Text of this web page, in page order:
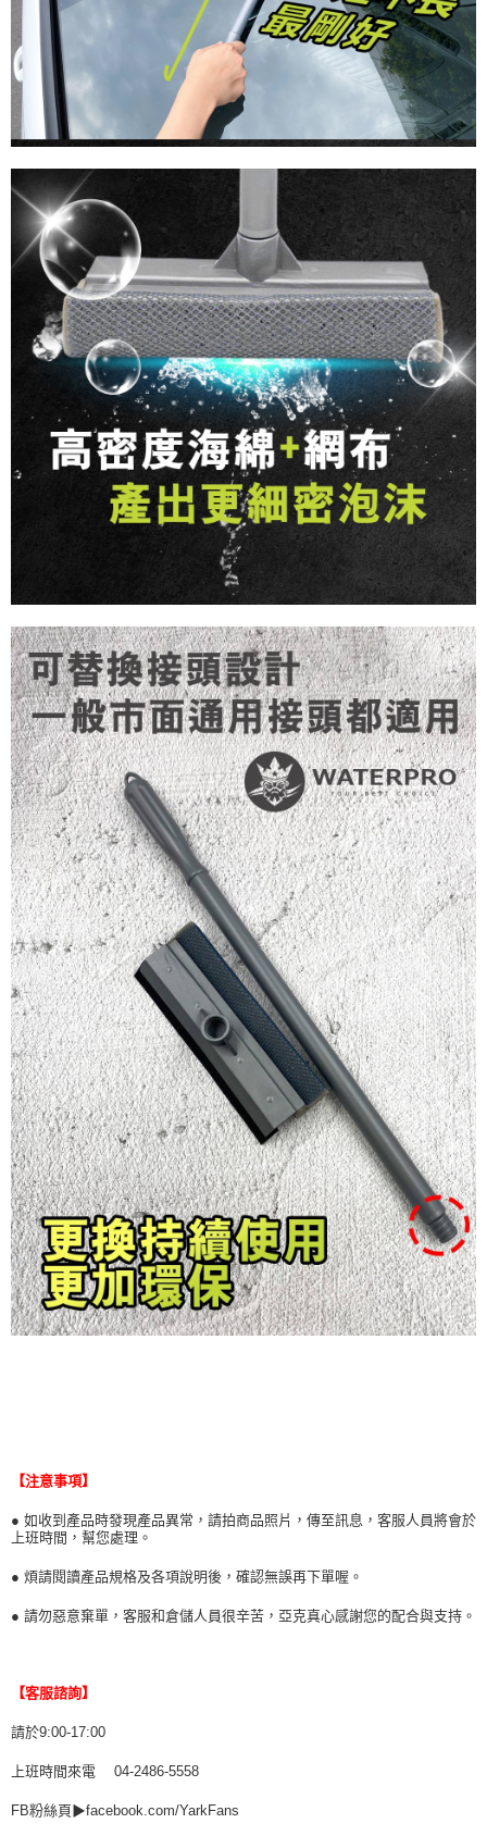
【注意事項】
● 如收到產品時發現產品異常，請拍商品照片，傳至訊息，客服人員將會於
上班時間，幫您處理。
● 煩請閱讀產品規格及各項說明後，確認無誤再下單喔。
● 請勿惡意棄單，客服和倉儲人員很辛苦，亞克真心感謝您的配合與支持。
【客服諮詢】
請於9:00-17:00
上班時間來電 04-2486-5558
FB粉絲頁▶facebook.com/YarkFans